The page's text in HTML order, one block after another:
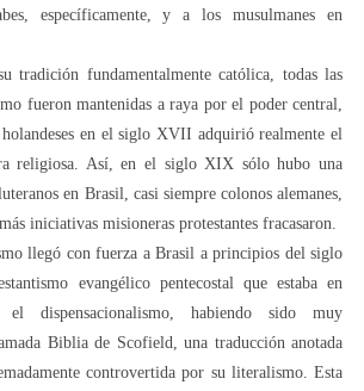
específicamente, y a los musulmanes en
tradición fundamentalmente católica, todas las
fueron mantenidas a raya por el poder central,
en el siglo XVII adquirió realmente el
religiosa. Así, en el siglo XIX sólo hubo una
en Brasil, casi siempre colonos alemanes,
iniciativas misioneras protestantes fracasaron.
llegó con fuerza a Brasil a principios del siglo
evangélico pentecostal que estaba en
dispensacionalismo, habiendo sido muy
Biblia de Scofield, una traducción anotada
controvertida por su literalismo. Esta